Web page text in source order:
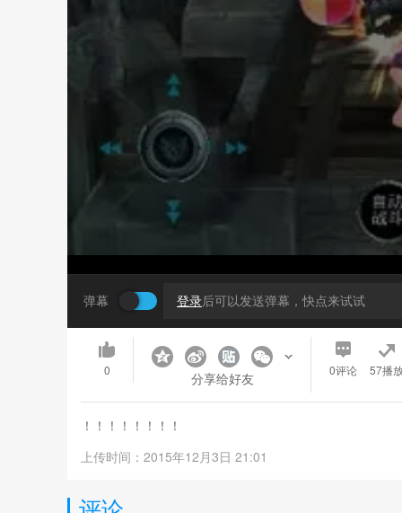
弹幕 登录后可以发送弹幕，快点来试试
0 分享给好友 0评论 57播
！！！！！！！！
上传时间：2015年12月3日 21:01